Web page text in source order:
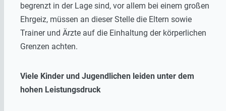
begrenzt in der Lage sind, vor allem bei einem großen
Ehrgeiz, müssen an dieser Stelle die Eltern sowie
Trainer und Ärzte auf die Einhaltung der körperlichen
Grenzen achten.
Viele Kinder und Jugendlichen leiden unter dem
hohen Leistungsdruck